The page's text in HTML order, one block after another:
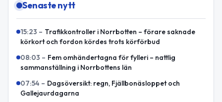
Senaste nytt
15:23 – Trafikkontroller i Norrbotten – förare saknade
körkort och fordon kördes trots körförbud
08:03 – Fem omhändertagna för fylleri – nattlig
sammanställning i Norrbottens län
07:54 – Dagsöversikt: regn, Fjällbonäsloppet och
Gallejaurdagarna